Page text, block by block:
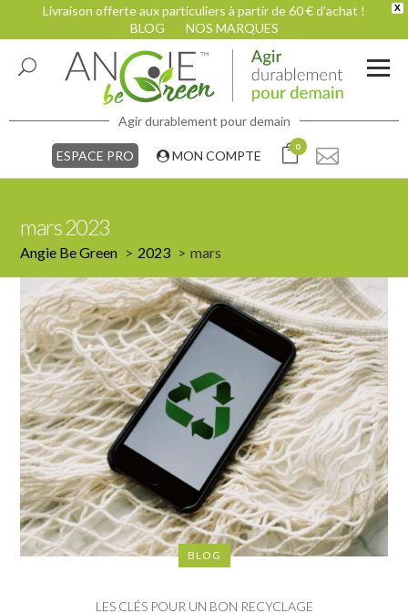
X
Livraison offerte aux particuliers à partir de 60 € d'achat !
BLOG
NOS MARQUES
Agir durablement pour demain
ESPACE PRO MON COMPTE
0
mars 2023
Angie Be Green 2023 mars
BLOG
LES CLÉS POUR UN BON RECYCLAGE